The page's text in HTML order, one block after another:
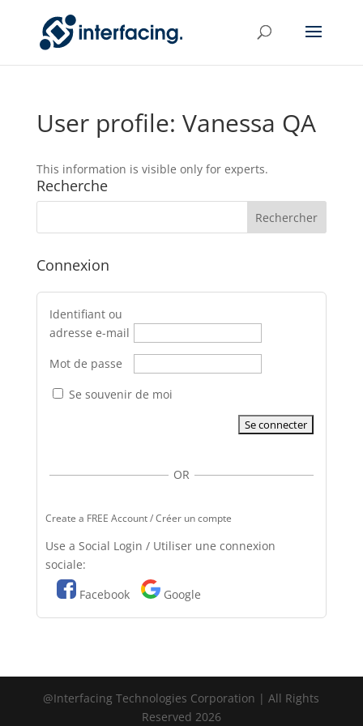
User profile: Vanessa QA
This information is visible only for experts.
Recherche
Connexion
Identifiant ou
adresse e-mail
Mot de passe
Se souvenir de moi
OR
Create a FREE Account / Créer un compte
Use a Social Login / Utiliser une connexion
sociale:
Facebook
Google
@Interfacing Technologies Corporation | All Rights
Reserved 2026